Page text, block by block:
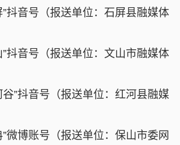
音号（报送单位：石屏县融媒体
音号（报送单位：文山市融媒体
”抖音号（报送单位：红河县融媒
博账号（报送单位：保山市委网